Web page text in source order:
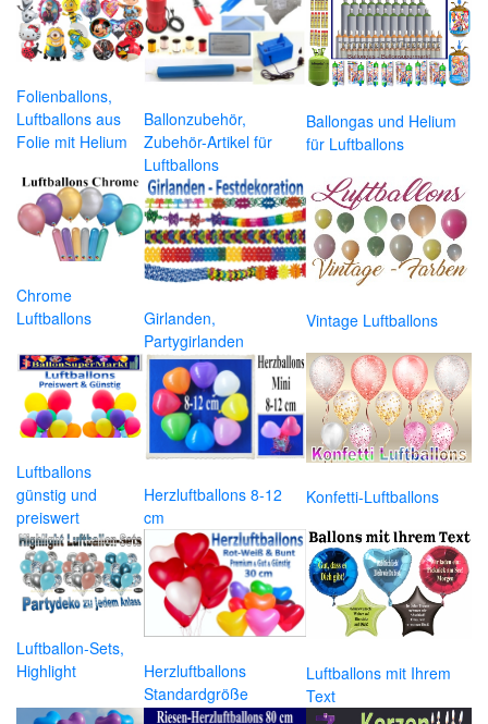
Folienballons,
Luftballons aus
Folie mit Helium
Ballonzubehör,
Zubehör-Artikel für
Luftballons
Ballongas und Helium
für Luftballons
Chrome
Luftballons
Girlanden,
Partygirlanden
Vintage Luftballons
Luftballons
günstig und
preiswert
Herzluftballons 8-12
cm
Konfetti-Luftballons
Luftballon-Sets,
Highlight
Herzluftballons
Standardgröße
Luftballons mit Ihrem
Text